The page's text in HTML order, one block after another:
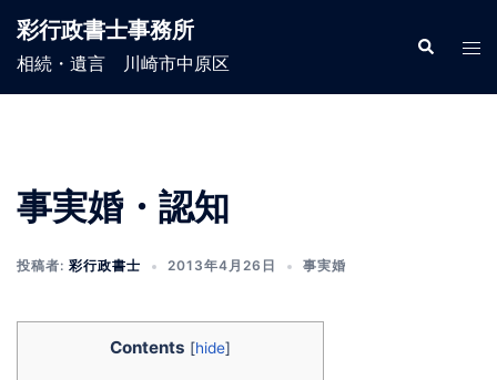
ン
彩行政書士事務所
相続・遺言 川崎市中原区
検
索
ト
事実婚・認知
投稿者: 彩行政書士 2013年4月26日 事実婚
Contents [hide]